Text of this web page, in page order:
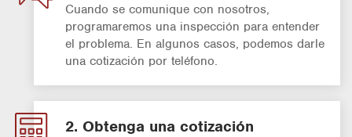
Cuando se comunique con nosotros,
programaremos una inspección para entender
el problema. En algunos casos, podemos darle
una cotización por teléfono.
2. Obtenga una cotización